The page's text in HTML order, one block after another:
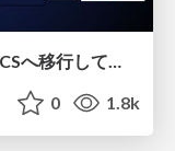
Datadog外形監視基盤をEC2から ECSへ移行してみた
0 1.8k